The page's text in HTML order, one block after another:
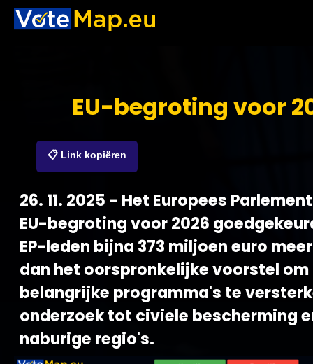
EU-begroting voor
📋 Link kopiëren
26. 11. 2025 - Het Europees
EU-begroting voor 2026
EP-leden bijna 373 miljoen euro
dan het oorspronkelijke voorstel om
belangrijke programma's te
onderzoek tot civiele bescherming
naburige regio's.